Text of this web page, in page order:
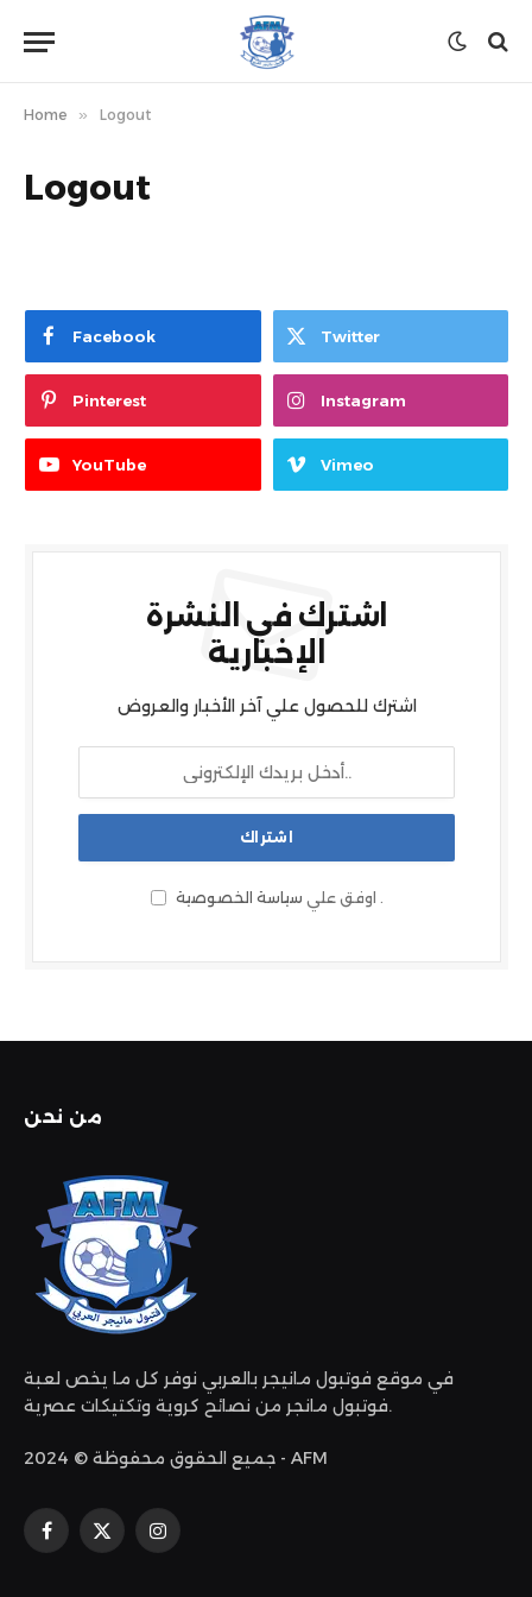
Home » Logout
Logout
Facebook Twitter
Pinterest Instagram
YouTube Vimeo
اشترك في النشرة
الإخبارية
اشترك للحصول علي آخر الأخبار والعروض
اوفق علي سياسة الخصوصية .
من نحن
في موقع فوتبول مانيجر بالعربي نوفر كل ما يخص لعبة
فوتبول مانجر من نصائح كروية وتكتيكات عصرية.
جميع الحقوق محفوظة © 2024 - AFM
فيسبوك
X
الانستغرام